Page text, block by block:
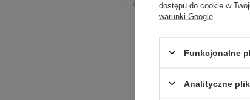
dostępu do cookie w
warunki Google
Funkcjonalne
Analityczne